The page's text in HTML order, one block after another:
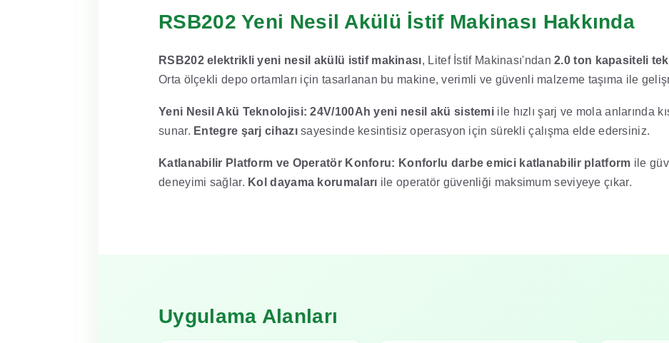
RSB202 Yeni Nesil Akülü İstif Makinası Hakkında
RSB202 elektrikli yeni nesil akülü istif makinası, Litef İstif Makinası'ndan2.0 ton kapasiteli
Orta ölçekli depo ortamları için tasarlanan bu makine, verimli ve güvenli malzeme taşıma ile
Yeni Nesil Akü Teknolojisi: 24V/100Ah yeni nesil akü sistemi ile hızlı şarj ve mola anlarında
sunar. Entegre şarj cihazısayesinde kesintisiz operasyon için sürekli çalışma elde edersiniz.
Katlanabilir Platform ve Operatör Konforu: Konforlu darbe emici katlanabilir platform ile
deneyimi sağlar. Kol dayama korumaları ile operatör güvenliği maksimum seviyeye çıkar.
Uygulama Alanları